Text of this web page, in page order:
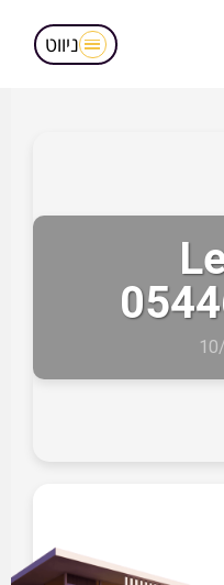
ניווט